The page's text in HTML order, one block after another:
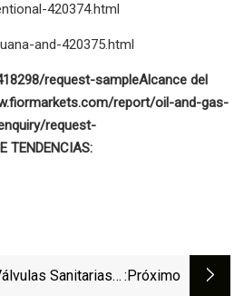
420374.html
and-420375.html
request-sampleAlcance del
report/oil-and-gas-
request-
TENDENCIAS:
Sanitarias Y :próximo